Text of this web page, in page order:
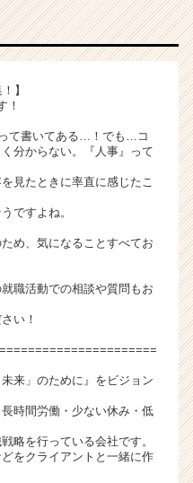
】
！
て書いてある…！でも…コ
分からない。『人事』って
見たときに率直に感じたこ
ですよね。
め、気になることすべてお
職活動での相談や質問もお
い！
来」のために』をビジョン
時間労働・少ない休み・低
略を行っている会社です。
をクライアントと一緒に作